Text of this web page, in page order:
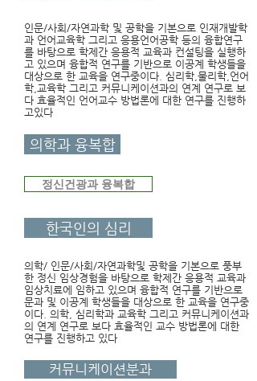
인문/사회/자연과학 및 공학을 기본으로 인재개발학
과 언어교육학 그리고 응용언어공학 등의 융합연구
를 바탕으로 학제간 응용적 교육과 컨설팅을 실행하
고 있으며 융합적 연구를 기반으로 이공계 학생들을
대상으로 한 교육을 연구중이다. 심리학,물리학,언어
학,교육학 그리고 커뮤니케이션과의 연계 연구로 보
다 효율적인 언어교수 방법론에 대한 연구를 진행하
고있다
의학과 융복합
정신건광과 융복합
한국인의 심리
의학/ 인문/사회/자연과학및 공학을 기본으로 풍부
한 정신 임상경험을 바탕으로 학제간 응용적 교육과
임상치료에 임하고 있으며 융합적 연구를 기반으로
문과 및 이공계 학생들을 대상으로 한 교육을 연구중
이다. 의학, 심리학과 교육학 그리고 커뮤니케이션과
의 연계 연구로 보다 효율적인 교수 방법론에 대한
연구를 진행하고 있다
커뮤니케이션분과